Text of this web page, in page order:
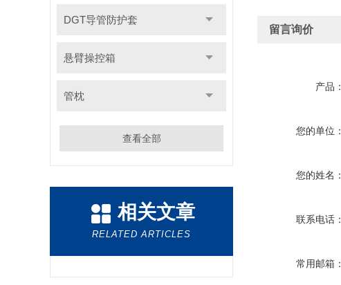
DGT导管防护套
悬臂操控箱
管枕
查看全部
相关文章
RELATED ARTICLES
留言询价
产品：
您的单位：
您的姓名：
联系电话：
常用邮箱：